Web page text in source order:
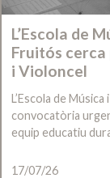
L’Escola de
Fruitós
i Violoncel
L’Escola de
convocatòria
equip educatiu
17/07/26